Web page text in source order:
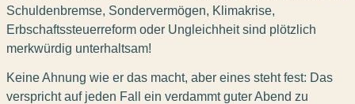
Schuldenbremse, Sondervermögen, Klimakrise,
Erbschaftssteuerreform oder Ungleichheit sind plötzlich
merkwürdig unterhaltsam!
Keine Ahnung wie er das macht, aber eines steht fest: Das
verspricht auf jeden Fall ein verdammt guter Abend zu